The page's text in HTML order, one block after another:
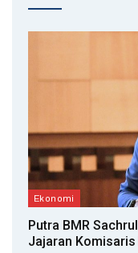
Ekonomi
Putra BMR
Jajaran Komisaris